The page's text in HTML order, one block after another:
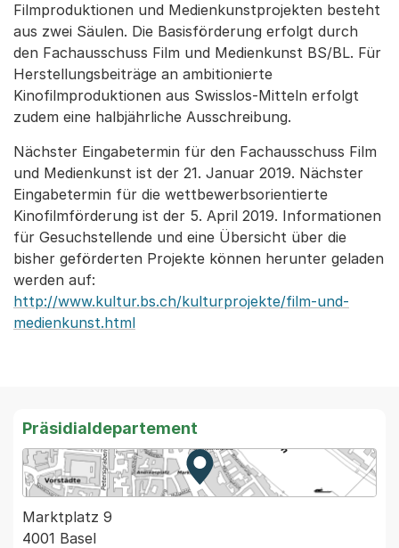
Filmproduktionen und Medienkunstprojekten besteht
aus zwei Säulen. Die Basisförderung erfolgt durch
den Fachausschuss Film und Medienkunst BS/BL. Für
Herstellungsbeiträge an ambitionierte
Kinofilmproduktionen aus Swisslos-Mitteln erfolgt
zudem eine halbjährliche Ausschreibung.
Nächster Eingabetermin für den Fachausschuss Film
und Medienkunst ist der 21. Januar 2019. Nächster
Eingabetermin für die wettbewerbsorientierte
Kinofilmförderung ist der 5. April 2019. Informationen
für Gesuchstellende und eine Übersicht über die
bisher geförderten Projekte können herunter geladen
werden auf:
http://www.kultur.bs.ch/kulturprojekte/film-und-
medienkunst.html
Präsidialdepartement
Zur Karte von MapBS.
Externer Link, wird in einem
Marktplatz 9
4001 Basel